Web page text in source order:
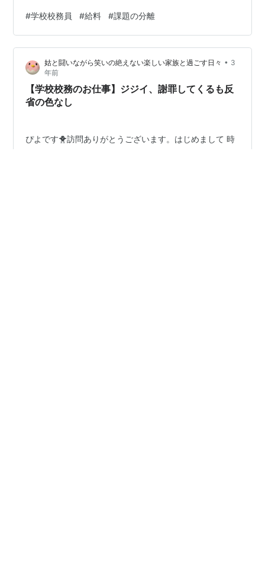
堂などで働くことができますお金ももちろん欲しいです
が、のんびり過ごしたい私は働きませんでした この地区
の学校は8月29日から学校が始まったので、8月のお給料
は始業式前日の清掃も含めた4日分（1日5h労働）交通費
を合わせた総支給額が20,172円（時給980円）控除の合
計が16,750円（社…
#学校校務員 #給料 #課題の分離
姑と闘いながら笑いの絶えない楽しい家族と過ごす日々 • 3
年前
【学校校務のお仕事】ジジイ、謝罪してくるも反
省の色なし